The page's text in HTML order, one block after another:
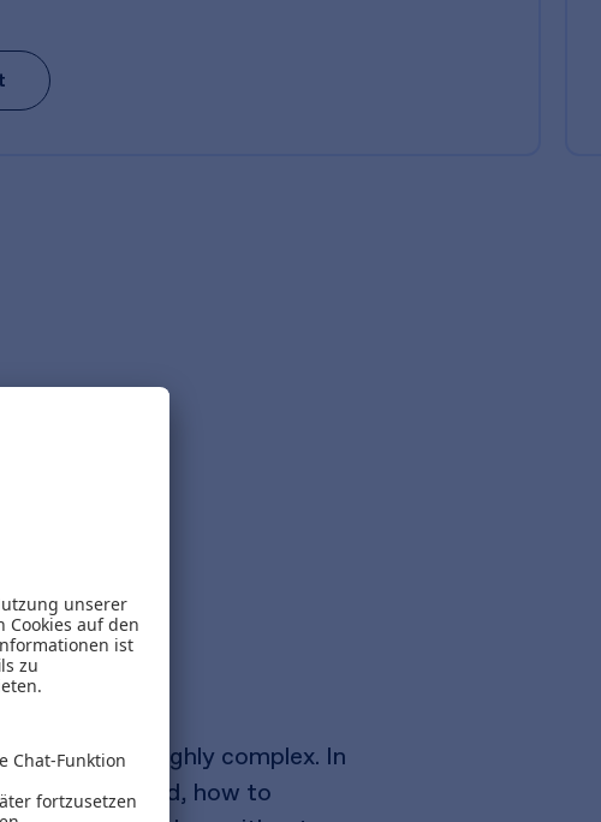
same time highly complex. In
involved, how to